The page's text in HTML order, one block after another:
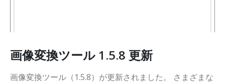
画像変換ツール 1.5.8 更新
画像変換ツール（1.5.8）が更新されました。 さまざまな